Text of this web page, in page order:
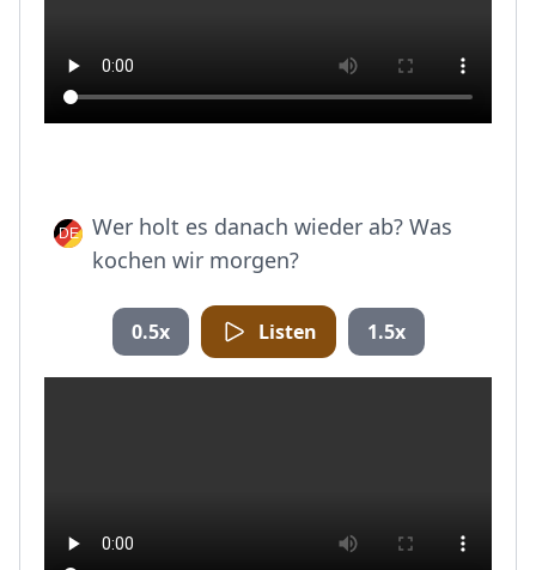
Wer holt es danach wieder ab? Was
kochen wir morgen?
0.5x Listen 1.5x